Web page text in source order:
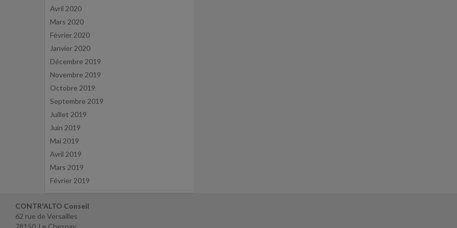
Avril 2020
Mars 2020
Février 2020
Janvier 2020
Décembre 2019
Novembre 2019
Octobre 2019
Septembre 2019
Juillet 2019
Juin 2019
Mai 2019
Avril 2019
Mars 2019
Février 2019
CONTR'ALTO Conseil
62 rue de Versailles
78150 Le Chesnay